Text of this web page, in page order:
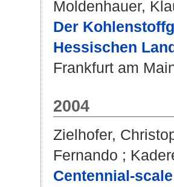
Moldenhauer,
Der
Hessischen
Frankfurt am
2004
Zielhofer,
Fernando ;
Centennial-